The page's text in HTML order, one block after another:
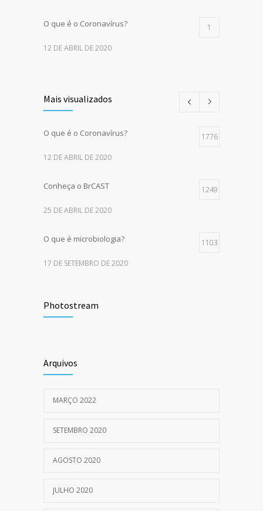
O que é o Coronavírus? 1
12 DE ABRIL DE 2020
Mais visualizados
O que é o Coronavírus? 1776
12 DE ABRIL DE 2020
Conheça o BrCAST 1249
25 DE ABRIL DE 2020
O que é microbiologia? 1103
17 DE SETEMBRO DE 2020
10 DE JULHO DE 2020
detecção do COVID-19?
14 DE AGOSTO DE 2020
Photostream
Arquivos
MARÇO 2022
SETEMBRO 2020
AGOSTO 2020
JULHO 2020